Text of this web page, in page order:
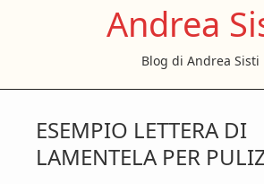
p
o
m
p
o
p
p
o
f
Andrea
Blog di Andrea Sisti
ESEMPIO LETTERA DI
LAMENTELA PER